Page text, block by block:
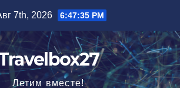
7th, 2026 6:47:36 PM
Летим вместе!